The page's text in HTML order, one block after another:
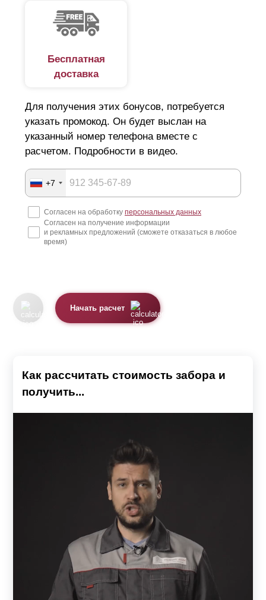
Бесплатная
доставка
Для получения этих бонусов, потребуется
указать промокод. Он будет выслан на
указанный номер телефона вместе с
расчетом. Подробности в видео.
+7
Согласен на обработку персональных данных
Согласен на получение информации
и рекламных предложений (сможете отказаться в любое
время)
Начать расчет
Как рассчитать стоимость забора и
получить...